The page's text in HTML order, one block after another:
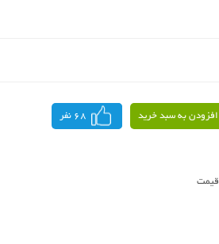
افزودن به سبد خرید 68 نفر
قیمت